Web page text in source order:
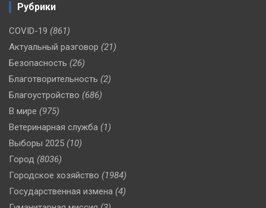
Рубрики
COVID-19 (861)
Актуальный разговор (21)
Безопасность (26)
Благотворительность (2)
Благоустройство (686)
В мире (975)
Ветеринарная служба (1)
Выборы 2025 (10)
Город (8036)
Городское хозяйство (1984)
Государственная измена (4)